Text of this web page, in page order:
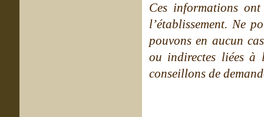
Ces informations
l’établissement. Ne
pouvons en aucun
ou indirectes liées à
conseillons de